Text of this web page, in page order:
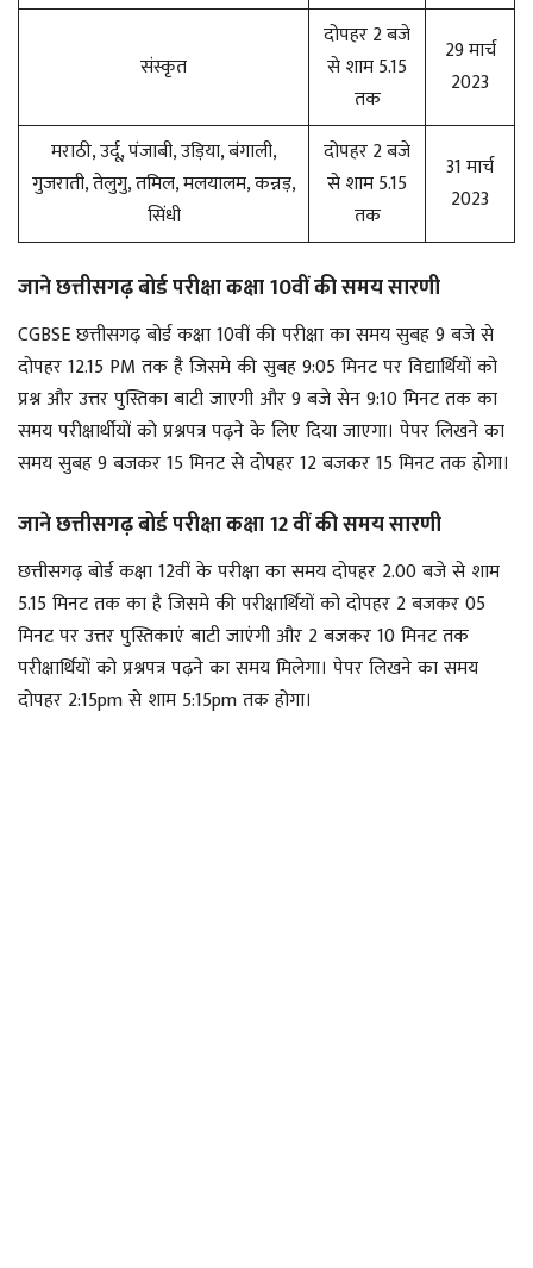
संस्कृत
दोपहर 2 बजे
से शाम 5.15
तक
29 मार्च
2023
मराठी, उर्दू, पंजाबी, उड़िया, बंगाली,
गुजराती, तेलुगु, तमिल, मलयालम, कन्नड़,
सिंधी
दोपहर 2 बजे
से शाम 5.15
तक
31 मार्च
2023
जाने छत्तीसगढ़ बोर्ड परीक्षा कक्षा 10वीं की समय सारणी
CGBSE छत्तीसगढ़ बोर्ड कक्षा 10वीं की परीक्षा का समय सुबह 9 बजे से
दोपहर 12.15 PM तक है जिसमे की सुबह 9:05 मिनट पर विद्यार्थियों को
प्रश्न और उत्तर पुस्तिका बाटी जाएगी और 9 बजे सेन 9:10 मिनट तक का
समय परीक्षार्थीयों को प्रश्नपत्र पढ़ने के लिए दिया जाएगा। पेपर लिखने का
समय सुबह 9 बजकर 15 मिनट से दोपहर 12 बजकर 15 मिनट तक होगा।
जाने छत्तीसगढ़ बोर्ड परीक्षा कक्षा 12 वीं की समय सारणी
छत्तीसगढ़ बोर्ड कक्षा 12वीं के परीक्षा का समय दोपहर 2.00 बजे से शाम
5.15 मिनट तक का है जिसमे की परीक्षार्थियों को दोपहर 2 बजकर 05
मिनट पर उत्तर पुस्तिकाएं बाटी जाएंगी और 2 बजकर 10 मिनट तक
परीक्षार्थियों को प्रश्नपत्र पढ़ने का समय मिलेगा। पेपर लिखने का समय
दोपहर 2:15pm से शाम 5:15pm तक होगा।